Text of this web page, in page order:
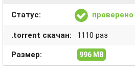
Статус: проверено
.torrent скачан: 1110 раз
Размер: 996 MB